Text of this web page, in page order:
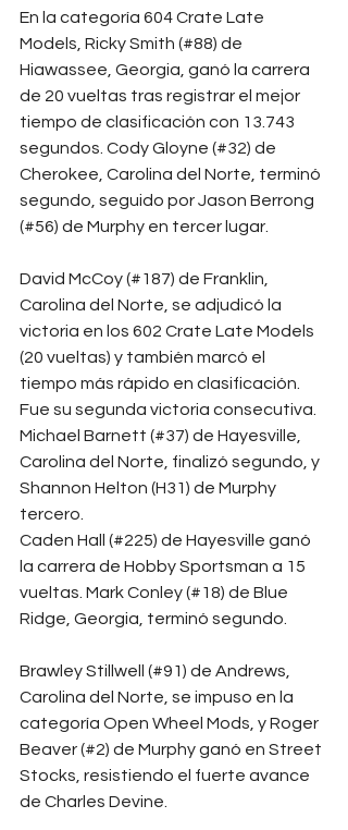
En la categoría 604 Crate Late
Models, Ricky Smith (#88) de
Hiawassee, Georgia, ganó la carrera
de 20 vueltas tras registrar el mejor
tiempo de clasificación con 13.743
segundos. Cody Gloyne (#32) de
Cherokee, Carolina del Norte, terminó
segundo, seguido por Jason Berrong
(#56) de Murphy en tercer lugar.
David McCoy (#187) de Franklin,
Carolina del Norte, se adjudicó la
victoria en los 602 Crate Late Models
(20 vueltas) y también marcó el
tiempo más rápido en clasificación.
Fue su segunda victoria consecutiva.
Michael Barnett (#37) de Hayesville,
Carolina del Norte, finalizó segundo, y
Shannon Helton (H31) de Murphy
tercero.
Caden Hall (#225) de Hayesville ganó
la carrera de Hobby Sportsman a 15
vueltas. Mark Conley (#18) de Blue
Ridge, Georgia, terminó segundo.
Brawley Stillwell (#91) de Andrews,
Carolina del Norte, se impuso en la
categoría Open Wheel Mods, y Roger
Beaver (#2) de Murphy ganó en Street
Stocks, resistiendo el fuerte avance
de Charles Devine.